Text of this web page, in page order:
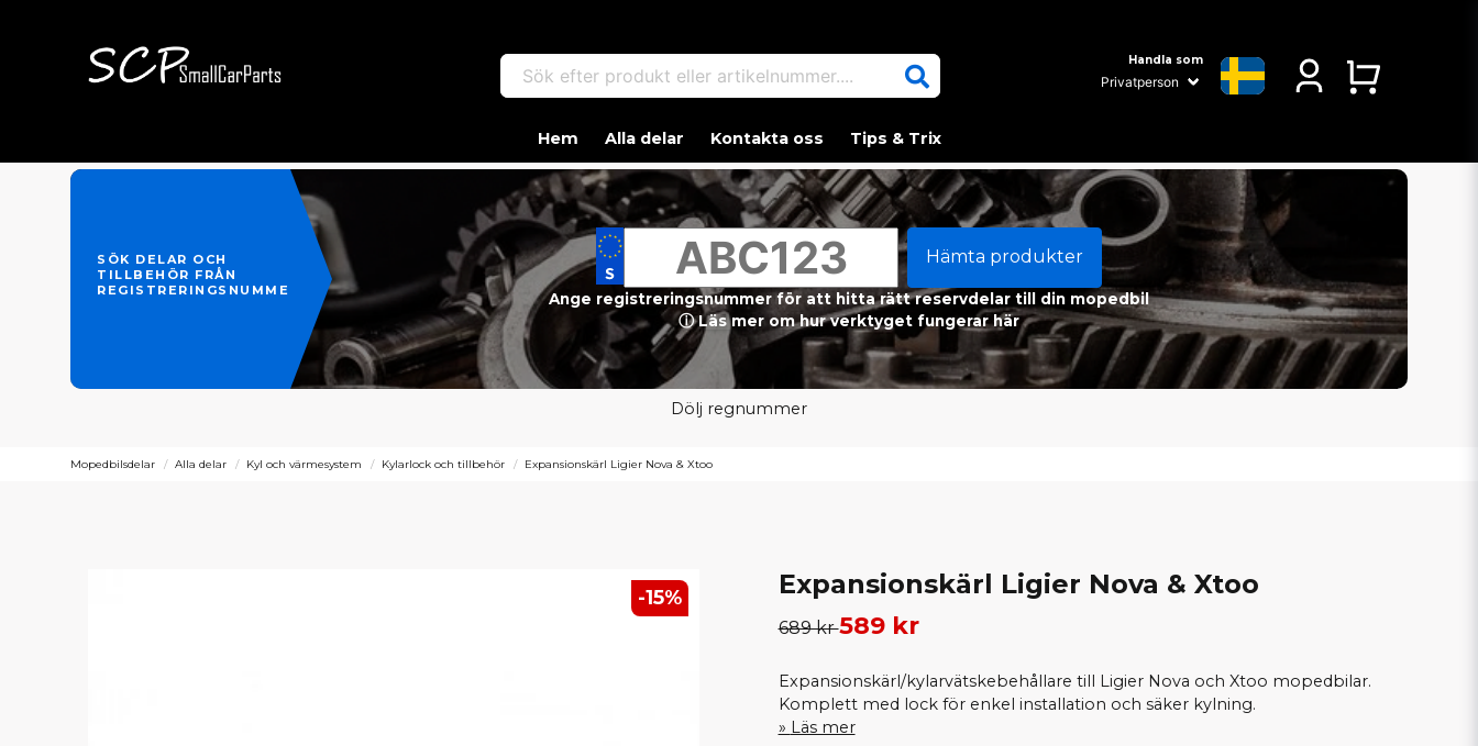
Sök efter produkt eller artikelnummer.... Handla som
Hem Alla delar Kontakta oss Tips & Trix
SÖK DELAR OCH
TILLBEHÖR FRÅN
REGISTRERINGSNUMMER
Hämta produkter
Ange registreringsnummer för att hitta rätt reservdelar till din mopedbil
ⓘ Läs mer om hur verktyget fungerar här
Dölj regnummer
Mopedbilsdelar Alla delar Kyl och värmesystem Kylarlock och tillbehör Expansionskärl Ligier Nova & Xtoo
-15% Expansionskärl Ligier Nova & Xtoo
689 kr589 kr
Expansionskärl/kylarvätskebehållare till Ligier Nova och Xtoo mopedbilar.
Komplett med lock för enkel installation och säker kylning.
Läs mer